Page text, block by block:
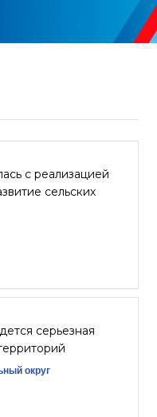
с реализацией
сельских
серьезная
округ